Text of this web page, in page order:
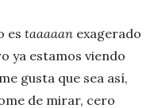
es taaaaan exagerado
ya estamos viendo
gusta que sea así,
de mirar, cero